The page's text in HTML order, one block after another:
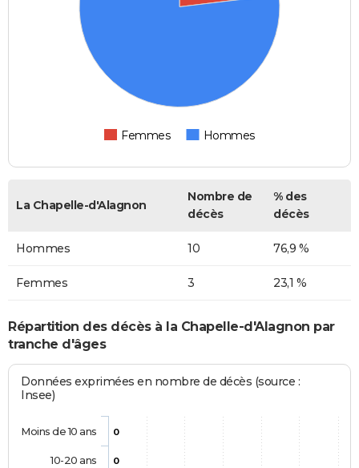
Femmes Hommes
La Chapelle-d'Alagnon
Nombre de
décès
% des
décès
Hommes 10 76,9 %
Femmes 3 23,1 %
Répartition des décès à la Chapelle-d'Alagnon par
tranche d'âges
Données exprimées en nombre de décès (source :
Insee)
0
0
Moins de 10 ans
10-20 ans